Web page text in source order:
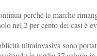
perché le marche
nel 2 per cento dei casi è
ultrainvasiva sono